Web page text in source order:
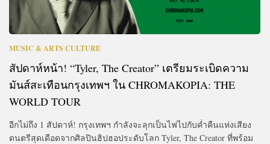
MUSIC & ARTS CULTURE
สัปดาห์หน้า! “Tyler, The Creator” เตรียมระเบิดความ
มันส์สะเทือนกรุงเทพฯ ใน CHROMAKOPIA: THE
WORLD TOUR
อีกไม่ถึง 1 สัปดาห์! กรุงเทพฯ กำลังจะลุกเป็นไฟไปกับค่ำคืนแห่งเสียง
ดนตรีสุดเดือดจากศิลปินฮิปฮอประดับโลก Tyler, The Creator ที่พร้อม